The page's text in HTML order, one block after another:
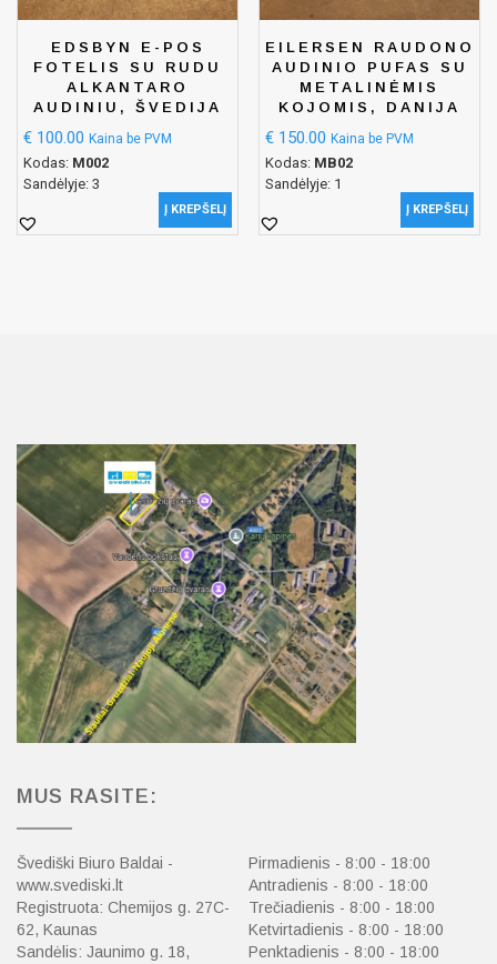
EDSBYN E-POS
FOTELIS SU RUDU
ALKANTARO
AUDINIU, ŠVEDIJA
€ 100.00 Kaina be PVM
Kodas: M002
Sandėlyje: 3
Į KREPŠELĮ
EILERSEN RAUDONO
AUDINIO PUFAS SU
METALINĖMIS
KOJOMIS, DANIJA
€ 150.00 Kaina be PVM
Kodas: MB02
Sandėlyje: 1
Į KREPŠELĮ
MUS RASITE:
Švediški Biuro Baldai -
www.svediski.lt
Registruota: Chemijos g. 27C-
62, Kaunas
Sandėlis: Jaunimo g. 18,
Pirmadienis - 8:00 - 18:00
Antradienis - 8:00 - 18:00
Trečiadienis - 8:00 - 18:00
Ketvirtadienis - 8:00 - 18:00
Penktadienis - 8:00 - 18:00